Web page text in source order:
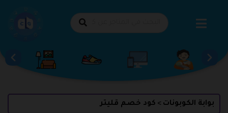
بوابة الكوبونات > كود خصم قليتر